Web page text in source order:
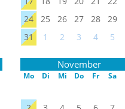
24
25 26 27 28 29
31
1 2 3 4 5
November
Mo Di Mi Do Fr Sa